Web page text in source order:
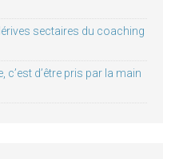
sectaires du coaching
c’est d’être pris par la main